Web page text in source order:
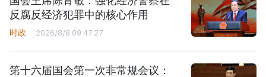
反腐反经济犯罪中的核心作用
时政 2026/8/8 09:47:27
第十六届国会第一次非常规会议：